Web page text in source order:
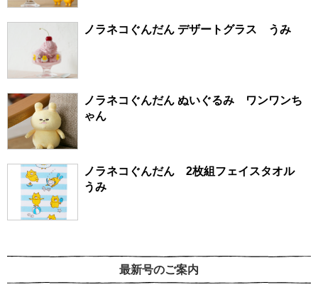
ノラネコぐんだん デザートグラス うみ
ノラネコぐんだん ぬいぐるみ ワンワンち
ゃん
ノラネコぐんだん 2枚組フェイスタオル
うみ
最新号のご案内